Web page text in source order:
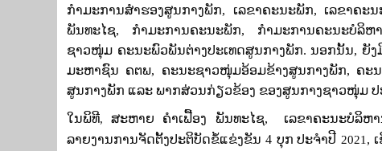
ກໍາມະການສຳຮອງສູນກາງພັກ, ເລຂາຄະນະພັກ, ເລຂາຄະ
ພັນທະໄຊ, ກຳມະການຄະນະພັກ,​ ກຳມະການຄະນະບໍລິຫ
ຊາວໜຸ່ມ ຄະນະພົວພັນຕ່າງປະເທດສູນກາງພັກ. ນອກນັ້ນ, ຍັ
ມະຫາຊົນ ຄຕພ, ຄະນະຊາວໜຸ່ມອ້ອມຂ້າງສູນກາງພັກ, ຄະ
ສູນກາງພັກ ແລະ ພາກສ່ວນກ່ຽວຂ້ອງ ຂອງສູນກາງຊາວໜຸ່ມ
ໃນພິທີ, ສະຫາຍ ຄຳເຟື້ອງ ພັນທະໄຊ, ເລຂາຄະນະບໍລິຫ
ລາຍງານການຈັດຕັ້ງປະຕິບັດຂໍ້ແຂ່ງຂັນ4 ບຸກ ປະຈໍາປີ 2021 ,